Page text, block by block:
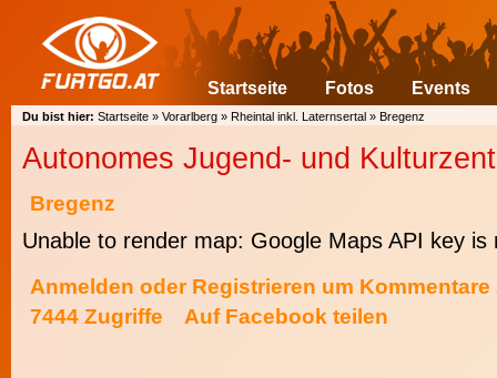
Startseite Fotos Events
Du bist hier: Startseite » Vorarlberg » Rheintal inkl. Laternsertal » Bregenz
Autonomes Jugend- und
Bregenz
Unable to render map: Google Maps API key is
Anmelden oder Registrieren um
7444 Zugriffe
Auf Facebook teilen